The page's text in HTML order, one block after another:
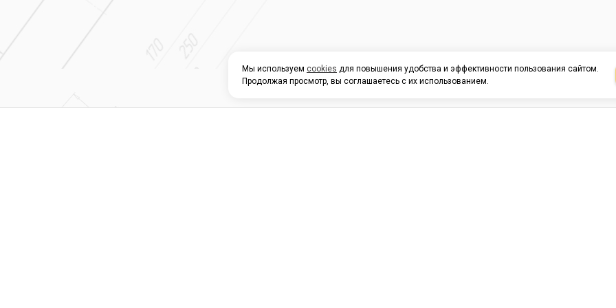
Мы используем cookies для повышения удобства и эффективности пользования сайтом.
Продолжая просмотр, вы соглашаетесь с их использованием.